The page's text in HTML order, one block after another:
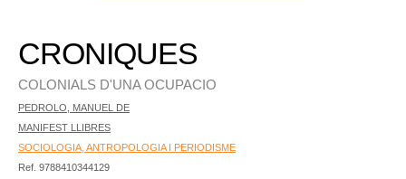
CRONIQUES
COLONIALS D'UNA OCUPACIO
PEDROLO, MANUEL DE
MANIFEST LLIBRES
SOCIOLOGIA, ANTROPOLOGIA I PERIODISME
Ref. 9788410344129